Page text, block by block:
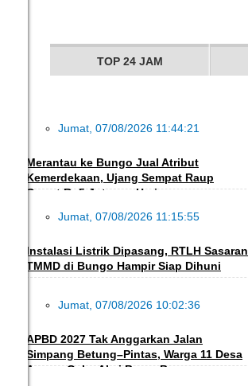
TOP 24 JAM
EKBIS
Jumat, 07/08/2026 11:44:21
Merantau ke Bungo Jual Atribut
Kemerdekaan, Ujang Sempat Raup
Omzet Rp5 Juta per Hari
INFO DESA
Jumat, 07/08/2026 11:15:55
Instalasi Listrik Dipasang, RTLH Sasaran
TMMD di Bungo Hampir Siap Dihuni
DAERAH
Jumat, 07/08/2026 10:02:36
APBD 2027 Tak Anggarkan Jalan
Simpang Betung–Pintas, Warga 11 Desa
Ancam Gelar Aksi Besar-Besaran